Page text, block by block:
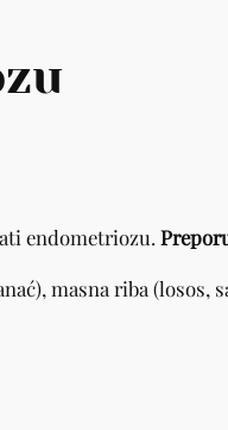
endometriozu.
masna riba (losos,